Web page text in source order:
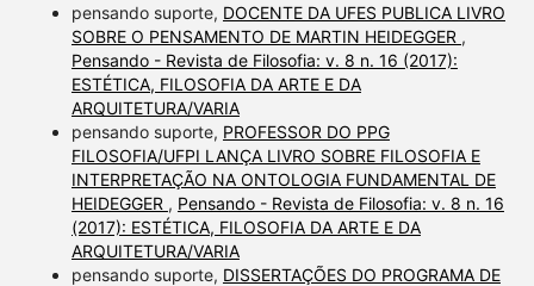
pensando suporte, DOCENTE DA UFES PUBLICA LIVRO
SOBRE O PENSAMENTO DE MARTIN HEIDEGGER ,
Pensando - Revista de Filosofia: v. 8 n. 16 (2017):
ESTÉTICA, FILOSOFIA DA ARTE E DA
ARQUITETURA/VARIA
pensando suporte, PROFESSOR DO PPG
FILOSOFIA/UFPI LANÇA LIVRO SOBRE FILOSOFIA E
INTERPRETAÇÃO NA ONTOLOGIA FUNDAMENTAL DE
HEIDEGGER , Pensando - Revista de Filosofia: v. 8 n. 16
(2017): ESTÉTICA, FILOSOFIA DA ARTE E DA
ARQUITETURA/VARIA
pensando suporte, DISSERTAÇÕES DO PROGRAMA DE